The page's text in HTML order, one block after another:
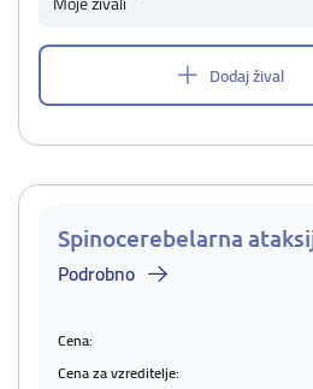
Dodaj žival
Spinocerebelarna
Podrobno
Cena:
Cena za vzreditelje: